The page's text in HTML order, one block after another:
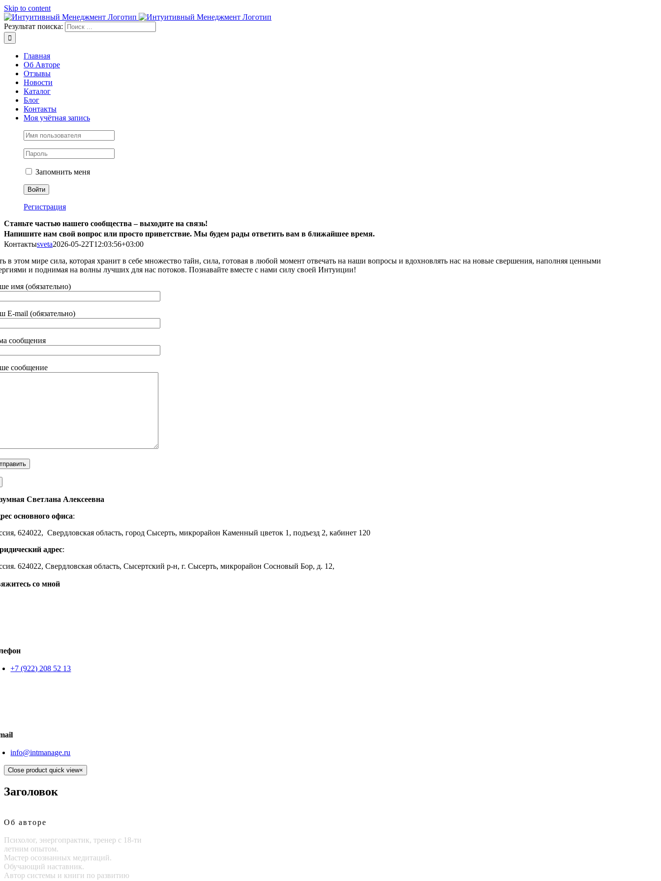
Skip to content
Результат поиска:
Главная
Об Авторе
Отзывы
Новости
Каталог
Блог
Контакты
Моя учётная запись
Запомнить меня
Регистрация
Станьте частью нашего сообщества – выходите на связь!
Напишите нам свой вопрос или просто приветствие. Мы будем рады ответить вам в ближайшее время.
Контактыsveta2026-05-22T12:03:56+03:00
в этом мире сила, которая хранит в себе множество тайн, сила, готовая в любой момент отвечать на наши вопросы и вдохновлять нас на новые свершения, наполняя ценными
и поднимая на волны лучших для нас потоков. Познавайте вместе с нами силу своей Интуиции!
имя (обязательно)
E-mail (обязательно)
сообщения
сообщение
Светлана Алексеевна
основного офиса:
624022, Свердловская область, город Сысерть, микрорайон Каменный цветок 1, подъезд 2, кабинет 120
адрес:
624022, Свердловская область, Сысертский р-н, г. Сысерть, микрорайон Сосновый Бор, д. 12,
со мной
+7 (922) 208 52 13
info@intmanage.ru
Close product quick view×
Заголовок
Об авторе
Психолог, энергопрактик, тренер с 18-ти
летним опытом.
Мастер осознанных медитаций.
Обучающий наставник.
Автор системы и книги по развитию